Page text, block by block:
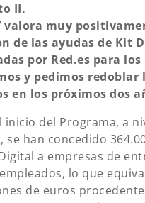
II.
valora muy
de las ayudas de Kit
por Red.es para los
y pedimos redoblar
en los próximos dos
inicio del Programa, a
se han concedido
a empresas de
lo que
de euros